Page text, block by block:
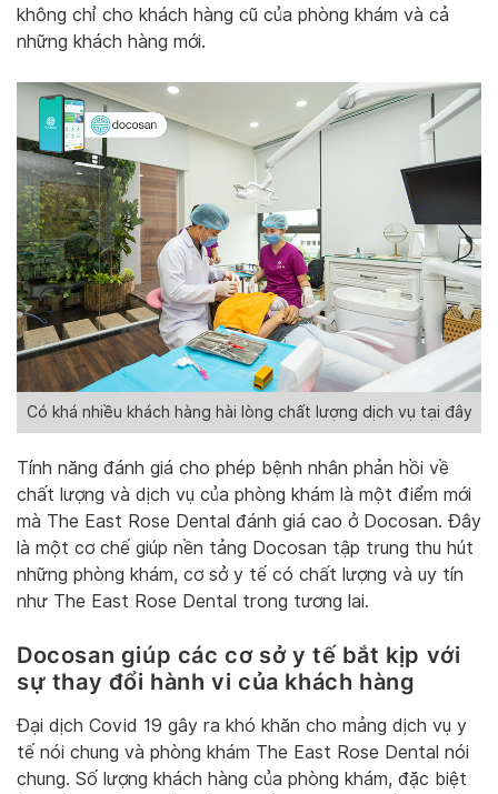
không chỉ cho khách hàng cũ của phòng khám và cả
những khách hàng mới.
Có khá nhiều khách hàng hài lòng chất lượng dịch vụ tại đây
Tính năng đánh giá cho phép bệnh nhân phản hồi về
chất lượng và dịch vụ của phòng khám là một điểm mới
mà The East Rose Dental đánh giá cao ở Docosan. Đây
là một cơ chế giúp nền tảng Docosan tập trung thu hút
những phòng khám, cơ sở y tế có chất lượng và uy tín
như The East Rose Dental trong tương lai.
Docosan giúp các cơ sở y tế bắt kịp với
sự thay đổi hành vi của khách hàng
Đại dịch Covid 19 gây ra khó khăn cho mảng dịch vụ y
tế nói chung và phòng khám The East Rose Dental nói
chung. Số lượng khách hàng của phòng khám, đặc biệt